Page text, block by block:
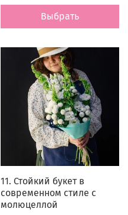
Выбрать
11. Стойкий букет в
современном стиле с
молюцеллой